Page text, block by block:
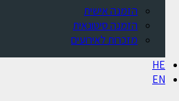
הזמנה אישית
הזמנה סיטונאית
מזכרות לאירועים
HE
EN